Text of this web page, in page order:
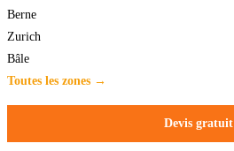
Berne
Zurich
Bâle
Toutes les zones →
Devis gratuit